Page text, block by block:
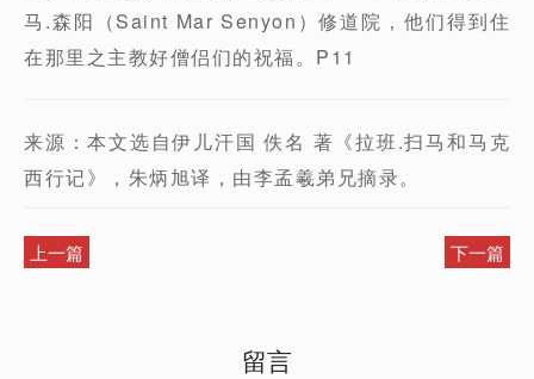
马.森阳（Saint Mar Senyon）修道院，他们得到住
在那里之主教好僧侣们的祝福。P11
来源：本文选自伊儿汗国 佚名 著《拉班.扫马和马克
西行记》，朱炳旭译，由李孟羲弟兄摘录。
上一篇 下一篇
留言